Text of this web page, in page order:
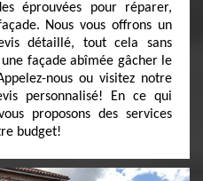
éprouvées pour réparer,
Nous vous offrons un
détaillé, tout cela sans
façade abîmée gâcher le
nous ou visitez notre
personnalisé! En ce qui
proposons des services
budget!